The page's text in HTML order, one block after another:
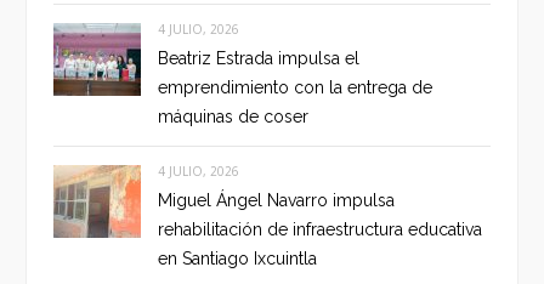
4 JULIO, 2026
Beatriz Estrada impulsa el
emprendimiento con la entrega de
máquinas de coser
4 JULIO, 2026
Miguel Ángel Navarro impulsa
rehabilitación de infraestructura educativa
en Santiago Ixcuintla